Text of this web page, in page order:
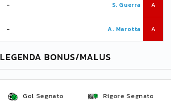
- S. Guerra A
- A. Marotta A
LEGENDA BONUS/MALUS
Gol Segnato
Rigore Segnato